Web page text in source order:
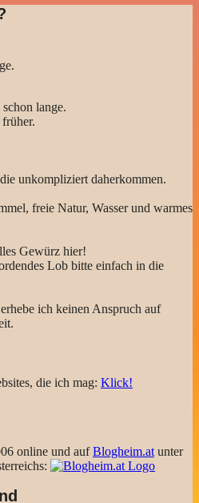
lange.
unkompliziert daherkommen.
freie Natur, Wasser und warmes
Gewürz hier!
Lob bitte einfach in die
ich keinen Anspruch auf
die ich mag: Klick!
online und aufBlogheim.at unter